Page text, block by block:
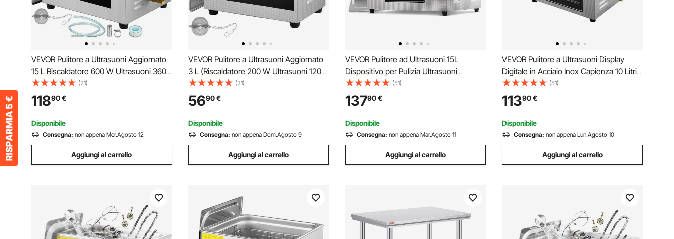
VEVOR Pulitore a Ultrasuoni Aggiornato
15 L Riscaldatore 600 W Ultrasuoni 360
W Pulitore per Parti a Ultrasuoni da
Laboratorio Digitale con Temporizzatore
per Pulizia di Strumenti Dentali in Vetro
(21)
11890€
Disponibile
Consegna: non appena Mer.Agosto 12
Aggiungi al carrello
VEVOR Pulitore a Ultrasuoni Aggiornato
3 L (Riscaldatore 200 W Ultrasuoni 120
W) Pulitore di Parti a Ultrasuoni da
Laboratorio Digitale con Riscaldamento
per Pulizia di Parti di Occhiali Gioielli
(21)
5690€
Disponibile
Consegna: non appena Dom.Agosto 9
Aggiungi al carrello
VEVOR Pulitore ad Ultrasuoni 15L
Dispositivo per Pulizia Ultrasuoni
Macchina per Pulizia ad Ultrasuoni da
360W con Timer Riscaldatore, Pulitore
Digitale da 40 kHz con Cestello per Parti
Gioielli
(51)
13790€
Disponibile
Consegna: non appena Mar.Agosto 11
Aggiungi al carrello
VEVOR Pulitore a Ultrasuoni Display
Digitale in Acciaio Inox Capienza 10 Litri
con Riscaldamento Tempo Temperatura
Regolabile, Macchina Pulitrice a
Ultrasuoni per Gioielli Occhiali Orologi
Laboratorio
(51)
11390€
Disponibile
Consegna: non appena Lun.Agosto 10
Aggiungi al carrello